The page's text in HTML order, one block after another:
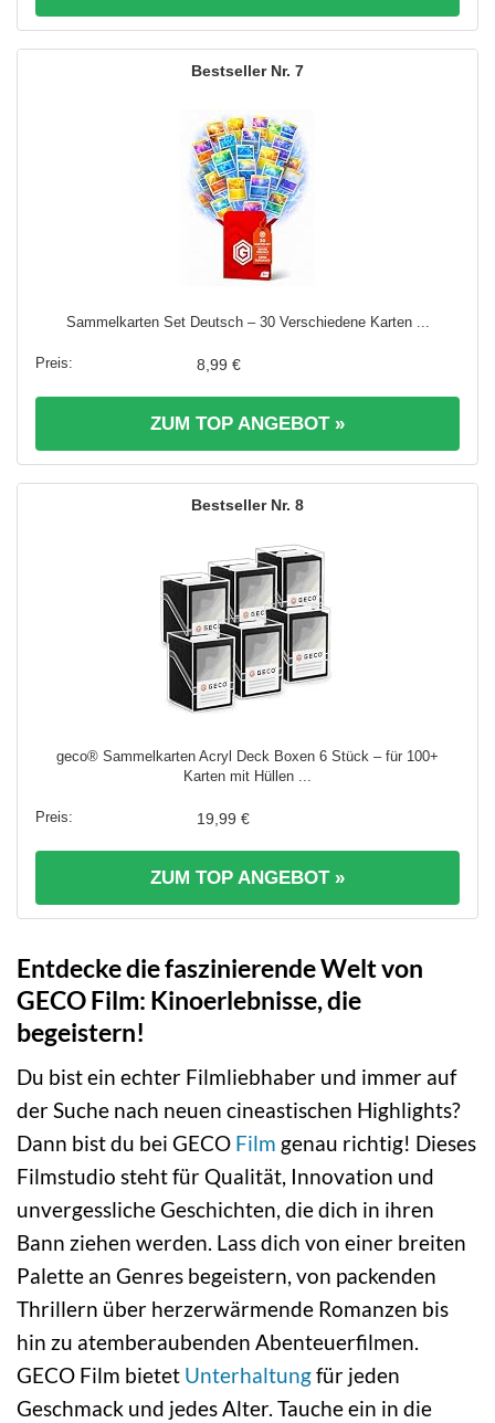
7
Sammelkarten Set Deutsch – 30 Verschiedene Karten ...
8,99 €
ZUM TOP ANGEBOT »
8
geco® Sammelkarten Acryl Deck Boxen 6 Stück – für 100+
Karten mit Hüllen ...
19,99 €
ZUM TOP ANGEBOT »
Entdecke die faszinierende Welt von
GECO Film: Kinoerlebnisse, die
begeistern!
Du bist ein echter Filmliebhaber und immer auf
der Suche nach neuen cineastischen Highlights?
Dann bist du bei GECO Film genau richtig! Dieses
Filmstudio steht für Qualität, Innovation und
unvergessliche Geschichten, die dich in ihren
Bann ziehen werden. Lass dich von einer breiten
Palette an Genres begeistern, von packenden
Thrillern über herzerwärmende Romanzen bis
hin zu atemberaubenden Abenteuerfilmen.
GECO Film bietet Unterhaltungfür jeden
Geschmack und jedes Alter. Tauche ein in die